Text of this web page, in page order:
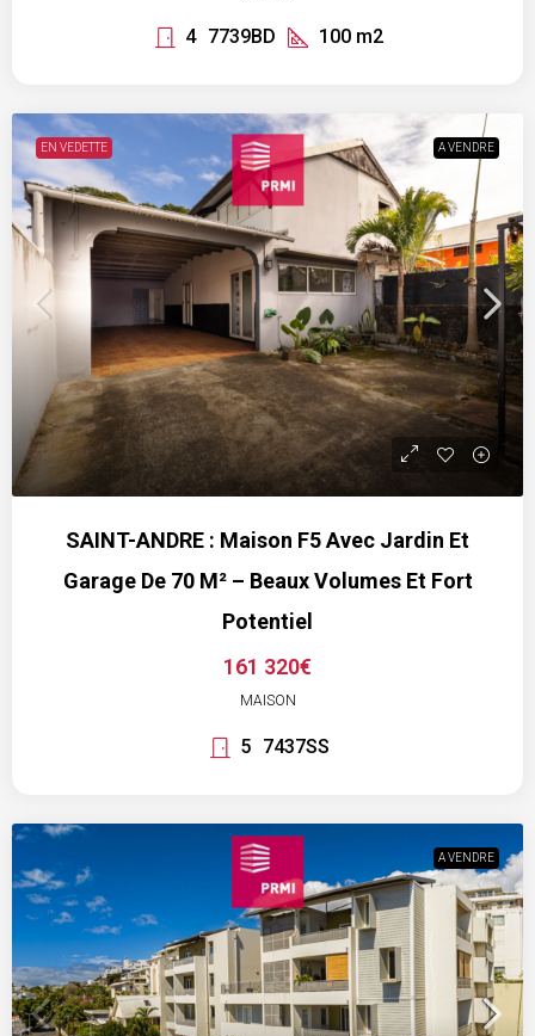
4 7739BD 100 m2
EN VEDETTE A VENDRE
SAINT-ANDRE : Maison F5 Avec Jardin Et
Garage De 70 M² – Beaux Volumes Et Fort
Potentiel
161 320€
MAISON
5 7437SS
A VENDRE